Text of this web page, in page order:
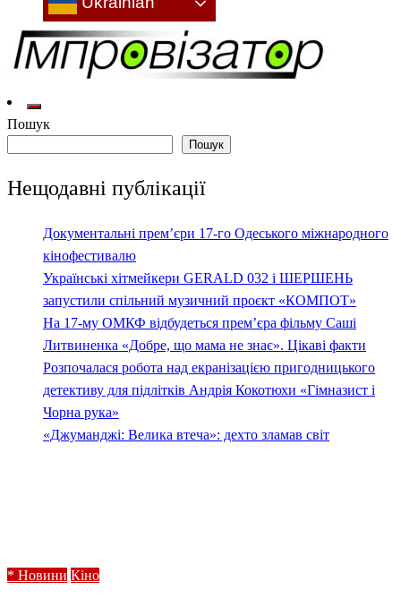
Імпровізатор
Культура: новини, враження, інтерв'ю
Пошук
Пошук
Нещодавні публікації
Документальні прем’єри 17-го Одеського міжнародного
кінофестивалю
Українські хітмейкери GERALD 032 і ШЕРШЕНЬ
запустили спільний музичний проєкт «КОМПОТ»
На 17-му ОМКФ відбудеться прем’єра фільму Саші
Литвиненка «Добре, що мама не знає». Цікаві факти
Розпочалася робота над екранізацією пригодницького
детективу для підлітків Андрія Кокотюхи «Гімназист і
Чорна рука»
«Джуманджі: Велика втеча»: дехто зламав світ
* Новини Кіно